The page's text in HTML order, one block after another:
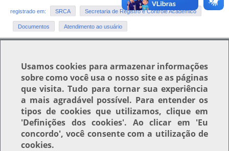
registrado em: SRCA Secretaria de Registro e Controle Acadêmico
Documentos Atendimento ao usuário
Voltar para o topo
Usamoscookies para armazenar informações
sobre como você usa o nosso site e as páginas
que visita. Tudo para tornar sua experiência
a mais agradável possível. Para entender os
tipos de cookies que utilizamos, clique em
'Definições dos cookies'. Ao clicar em 'Eu
concordo', você consente com a utilização de
cookies.